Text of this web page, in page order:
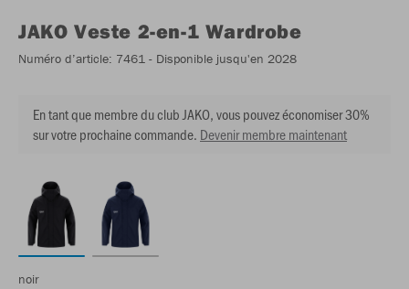
JAKO Veste 2-en-1 Wardrobe
Numéro d’article: 7461 - Disponible jusqu'en 2028
En tant que membre du club JAKO, vous pouvez économiser 30%
sur votre prochaine commande. Devenir membre maintenant
noir